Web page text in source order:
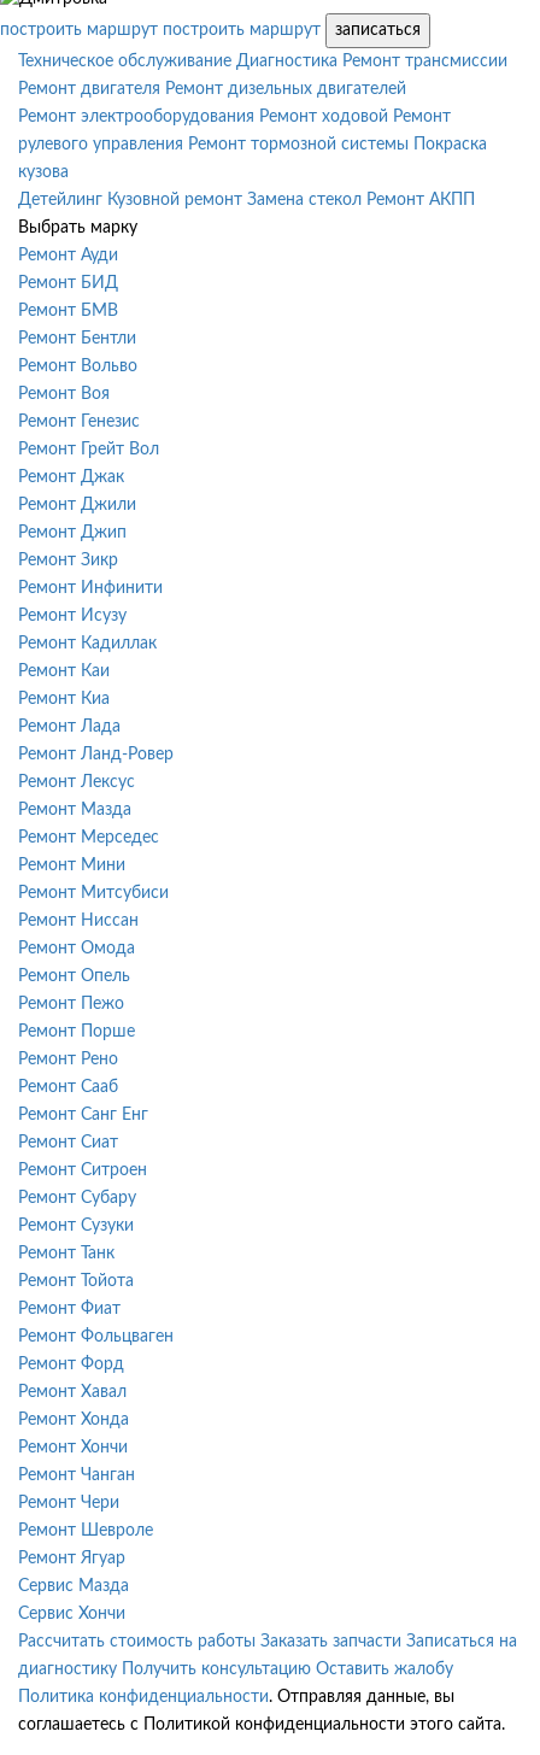
построить маршрут построить маршрут
записаться
Техническое обслуживание Диагностика Ремонт трансмиссии
Ремонт двигателя Ремонт дизельных двигателей
Ремонт электрооборудования Ремонт ходовой Ремонт
рулевого управления Ремонт тормозной системы
Покраска
кузова
Детейлинг Кузовной ремонт Замена стекол Ремонт АКПП
Выбрать марку
Ремонт Ауди
Ремонт БИД
Ремонт БМВ
Ремонт Бентли
Ремонт Вольво
Ремонт Воя
Ремонт Генезис
Ремонт Грейт Вол
Ремонт Джак
Ремонт Джили
Ремонт Джип
Ремонт Зикр
Ремонт Инфинити
Ремонт Исузу
Ремонт Кадиллак
Ремонт Каи
Ремонт Киа
Ремонт Лада
Ремонт Ланд-Ровер
Ремонт Лексус
Ремонт Мазда
Ремонт Мерседес
Ремонт Мини
Ремонт Митсубиси
Ремонт Ниссан
Ремонт Омода
Ремонт Опель
Ремонт Пежо
Ремонт Порше
Ремонт Рено
Ремонт Сааб
Ремонт Санг Енг
Ремонт Сиат
Ремонт Ситроен
Ремонт Субару
Ремонт Сузуки
Ремонт Танк
Ремонт Тойота
Ремонт Фиат
Ремонт Фольцваген
Ремонт Форд
Ремонт Хавал
Ремонт Хонда
Ремонт Хончи
Ремонт Чанган
Ремонт Чери
Ремонт Шевроле
Ремонт Ягуар
Сервис Мазда
Сервис Хончи
Рассчитать стоимость работы Заказать запчасти Записаться на
диагностику
Получить консультацию Оставить жалобу
Политика конфиденциальности. Отправляя данные, вы
соглашаетесь с Политикой конфиденциальности этого сайта.